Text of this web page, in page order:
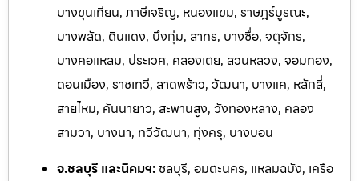
บางขุนเทียน, ภาษีเจริญ, หนองแขม, ราษฎร์บูรณะ,
บางพลัด, ดินแดง, บึงกุ่ม, สาทร, บางซื่อ, จตุจักร,
บางคอแหลม, ประเวศ, คลองเตย, สวนหลวง, จอมทอง,
ดอนเมือง, ราชเทวี, ลาดพร้าว, วัฒนา, บางแค, หลักสี่,
สายไหม, คันนายาว, สะพานสูง, วังทองหลาง, คลอง
สามวา, บางนา, ทวีวัฒนา, ทุ่งครุ, บางบอน
จ.ชลบุรี และนิคมฯ: ชลบุรี, อมตะนคร, แหลมฉบัง, เครือ